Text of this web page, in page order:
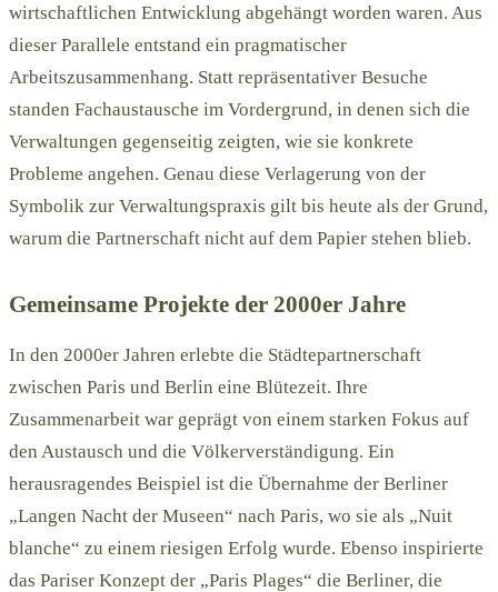
wirtschaftlichen Entwicklung abgehängt worden waren. Aus
dieser Parallele entstand ein pragmatischer
Arbeitszusammenhang. Statt repräsentativer Besuche
standen Fachaustausche im Vordergrund, in denen sich die
Verwaltungen gegenseitig zeigten, wie sie konkrete
Probleme angehen. Genau diese Verlagerung von der
Symbolik zur Verwaltungspraxis gilt bis heute als der Grund,
warum die Partnerschaft nicht auf dem Papier stehen blieb.
Gemeinsame Projekte der 2000er Jahre
In den 2000er Jahren erlebte die Städtepartnerschaft
zwischen Paris und Berlin eine Blütezeit. Ihre
Zusammenarbeit war geprägt von einem starken Fokus auf
den Austausch und die Völkerverständigung. Ein
herausragendes Beispiel ist die Übernahme der Berliner
„Langen Nacht der Museen“ nach Paris, wo sie als „Nuit
blanche“ zu einem riesigen Erfolg wurde. Ebenso inspirierte
das Pariser Konzept der „Paris Plages“ die Berliner, die